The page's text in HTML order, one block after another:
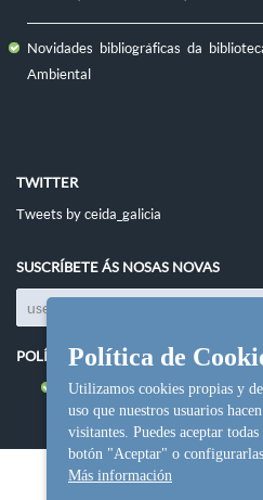
Novidades bibliográficas da
Ambiental
TWITTER
Tweets by ceida_galicia
SUSCRÍBETE ÁS NOSAS NOVAS
POLÍTICAS DO SITIO
Política de cookies
Política de
Utilizamos cookies propias y
uso que nuestros usuarios
visitantes. Puedes aceptar
botón "Aceptar" o
Más información